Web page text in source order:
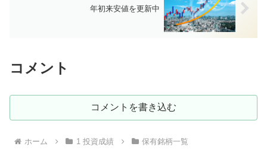
年初来安値を更新中
コメント
コメントを書き込む
ホーム 1 投資成績 保有銘柄一覧